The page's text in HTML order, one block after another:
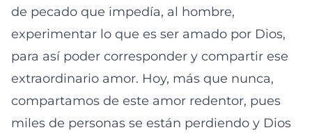
de pecado que impedía, al hombre,
experimentar lo que es ser amado por Dios,
para así poder corresponder y compartir ese
extraordinario amor. Hoy, más que nunca,
compartamos de este amor redentor, pues
miles de personas se están perdiendo y Dios